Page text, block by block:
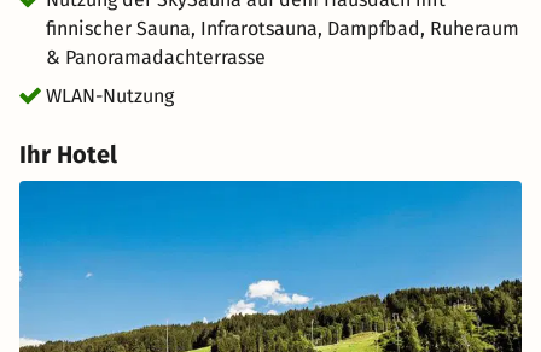
finnischer Sauna, Infrarotsauna, Dampfbad, Ruheraum
& Panoramadachterrasse
WLAN-Nutzung
Ihr Hotel